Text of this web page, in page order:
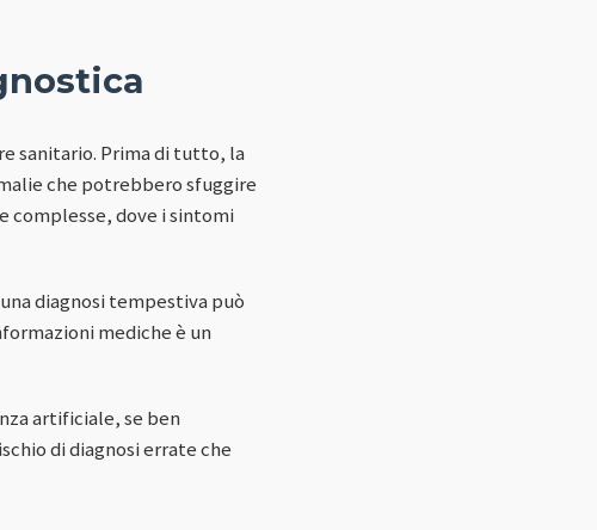
sanitario. Prima di tutto, la
che potrebbero sfuggire
complesse, dove i sintomi
diagnosi tempestiva può
mediche è un
artificiale, se ben
di diagnosi errate che